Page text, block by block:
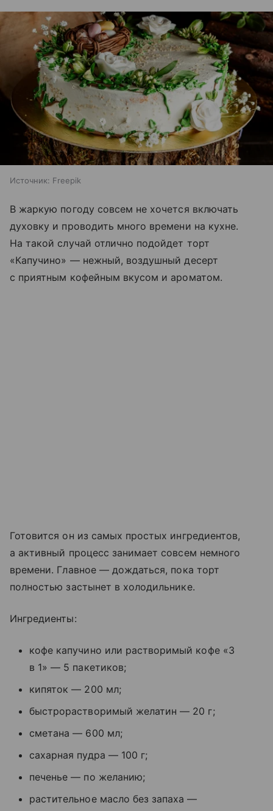
Источник: Freepik
В жаркую погоду совсем не хочется включать
духовку и проводить много времени на кухне.
На такой случай отлично подойдет торт
«Капучино» — нежный, воздушный десерт
с приятным кофейным вкусом и ароматом.
Готовится он из самых простых ингредиентов,
а активный процесс занимает совсем немного
времени. Главное — дождаться, пока торт
полностью застынет в холодильнике.
Ингредиенты:
кофе капучино или растворимый кофе «3
в 1» — 5 пакетиков;
кипяток — 200 мл;
быстрорастворимый желатин — 20 г;
сметана — 600 мл;
сахарная пудра — 100 г;
печенье — по желанию;
растительное масло без запаха —